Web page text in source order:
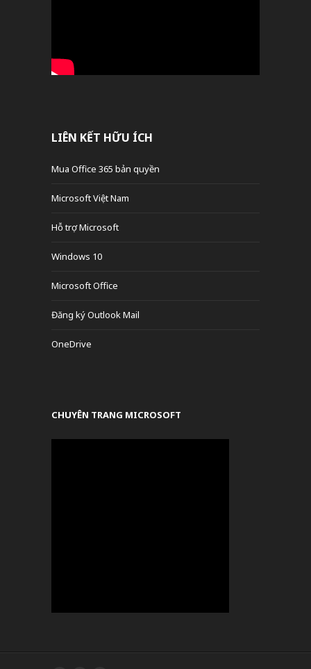
LIÊN KẾT HỮU ÍCH
Mua Office 365 bản quyền
Microsoft Việt Nam
Hỗ trợ Microsoft
Windows 10
Microsoft Office
Đăng ký Outlook Mail
OneDrive
CHUYÊN TRANG MICROSOFT